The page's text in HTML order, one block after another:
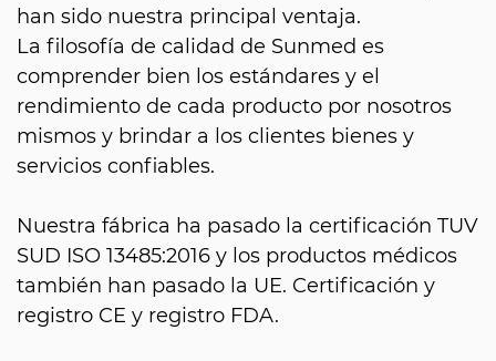
han sido nuestra principal ventaja.
La filosofía de calidad de Sunmed es
comprender bien los estándares y el
rendimiento de cada producto por nosotros
mismos y brindar a los clientes bienes y
servicios confiables.
Nuestra fábrica ha pasado la certificación TUV
SUD ISO 13485:2016 y los productos médicos
también han pasado la UE. Certificación y
registro CE y registro FDA.